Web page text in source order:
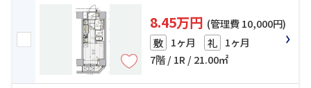
8.45万円 (管理費 10,000円)
敷 1ヶ月 礼 1ヶ月
7階 / 1R / 21.00㎡